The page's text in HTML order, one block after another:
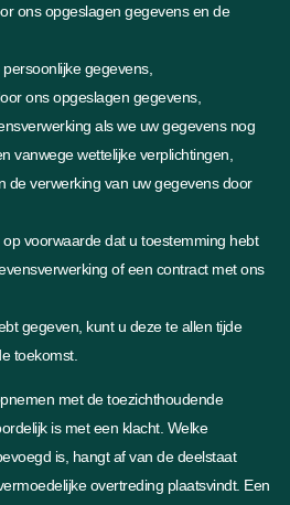
ons opgeslagen gegevens en de
gegevens,
ons opgeslagen gegevens,
als we uw gegevens nog
vanwege wettelijke verplichtingen,
de verwerking van uw gegevens door
voorwaarde dat u toestemming hebt
of een contract met ons
gegeven, kunt u deze te allen tijde
toekomst.
met de toezichthoudende
is met een klacht. Welke
is, hangt af van de deelstaat
overtreding plaatsvindt. Een